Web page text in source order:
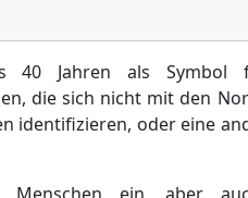
40 Jahren als Symbol
die sich nicht mit den
identifizieren, oder eine